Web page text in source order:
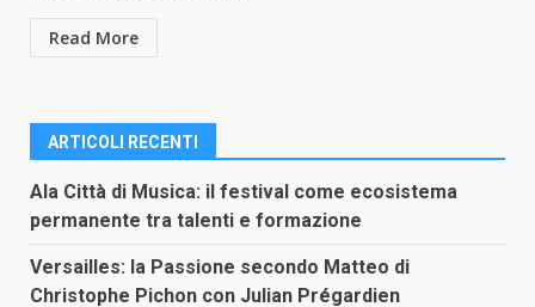
Read More
ARTICOLI RECENTI
Ala Città di Musica: il festival come ecosistema
permanente tra talenti e formazione
Versailles: la Passione secondo Matteo di
Christophe Pichon con Julian Prégardien